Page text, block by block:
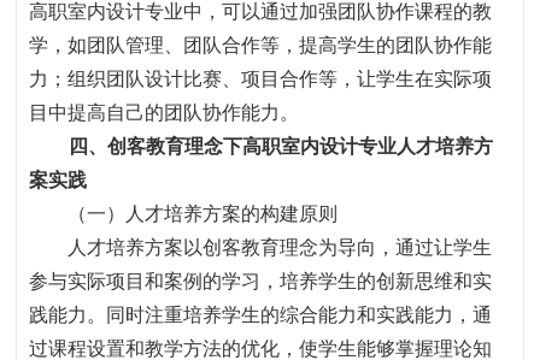
高职室内设计专业中，可以通过加强团队协作课程的教
学，如团队管理、团队合作等，提高学生的团队协作能
力 ；组织团队设计比赛、项目合作等，让学生在实际项
目中提高自己的团队协作能力。
四、创客教育理念下高职室内设计专业人才培养方
案实践
（一）人才培养方案的构建原则
人才培养方案以创客教育理念为导向，通过让学生
参与实际项目和案例的学习，培养学生的创新思维和实
践能力。同时注重培养学生的综合能力和实践能力，通
过课程设置和教学方法的优化，使学生能够掌握理论知